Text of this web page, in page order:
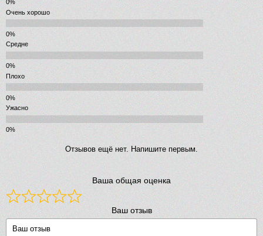
Очень хорошо
Средне
Плохо
Ужасно
Отзывов ещё нет. Напишите первым.
Ваша общая оценка
Ваш отзыв